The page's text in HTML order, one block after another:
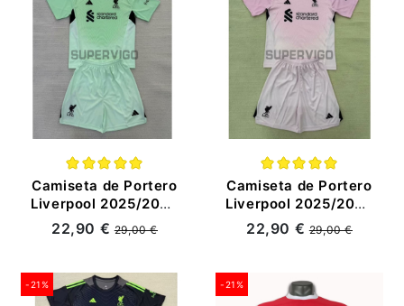
Camiseta de Portero
Liverpool 2025/2026
Verde Niño Kit
22,90 €29,00 €
Camiseta de Portero
Liverpool 2025/2026
Rosa Niño Kit
22,90 €29,00 €
-21% -21%